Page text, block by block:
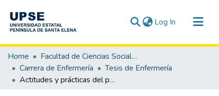
Log In (current)
Communities & Collections
All of DSpace
Statistics
Home
Facultad de Ciencias Sociales y de la Salud
Carrera de Enfermería
Tesis de Enfermería
Actitudes y prácticas del personal de enfermería en la administración de vacunas a niños menores de cinco años que acuden al Hospital Humberto Molina del cantón Zaruma – provincia del Oro. Enero – mayo 2021.